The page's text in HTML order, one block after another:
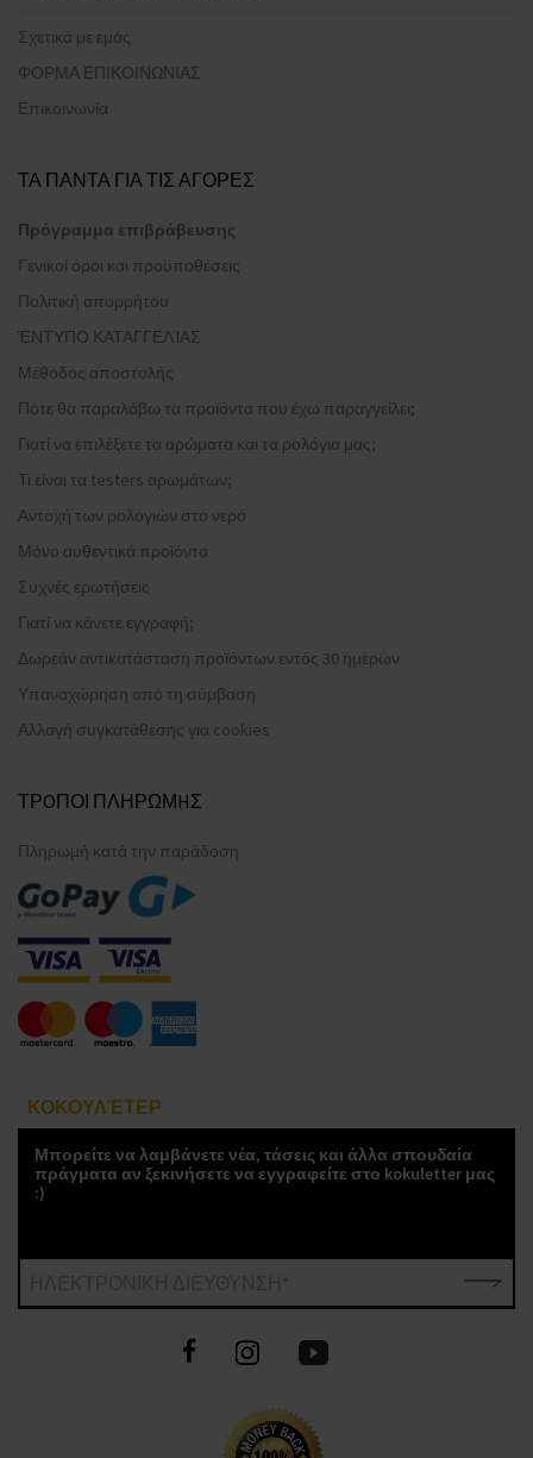
Σχετικά με εμάς
ΦΟΡΜΑ ΕΠΙΚΟΙΝΩΝΙΑΣ
Επικοινωνία
ΤΑ ΠΑΝΤΑ ΓΙΑ ΤΙΣ ΑΓΟΡΕΣ
Πρόγραμμα επιβράβευσης
Γενικοί όροι και προϋποθέσεις
Πολιτική απορρήτου
ΈΝΤΥΠΟ ΚΑΤΑΓΓΕΛΊΑΣ
Μέθοδος αποστολής
Πότε θα παραλάβω τα προϊόντα που έχω παραγγείλει;
Γιατί να επιλέξετε τα αρώματα και τα ρολόγια μας;
Τι είναι τα testers αρωμάτων;
Αντοχή των ρολογιών στο νερό
Μόνο αυθεντικά προϊόντα
Συχνές ερωτήσεις
Γιατί να κάνετε εγγραφή;
Δωρεάν αντικατάσταση προϊόντων εντός 30 ημερών
Υπαναχώρηση από τη σύμβαση
Αλλαγή συγκατάθεσης για cookies
ΤΡOΠΟΙ ΠΛΗΡΩΜHΣ
Πληρωμή κατά την παράδοση
ΚΟΚΟΥΛΈΤΕΡ
Μπορείτε να λαμβάνετε νέα, τάσεις και άλλα σπουδαία
πράγματα αν ξεκινήσετε να εγγραφείτε στο kokuletter μας
:)